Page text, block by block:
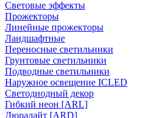
Световые эффекты
Прожекторы
Линейные прожекторы
Ландшафтные
Переносные светильники
Грунтовые светильники
Подводные светильники
Наружное освещение ICLED
Светодиодный декор
Гибкий неон [ARL]
Дюралайт [ARD]